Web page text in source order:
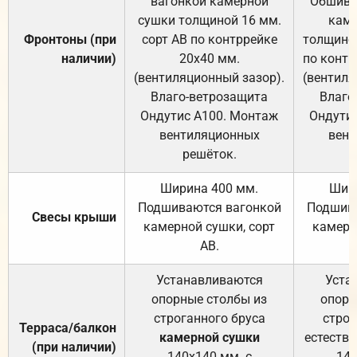
Фронтоны (при
наличии)
сушки толщиной 16 мм.
сорт АВ по контррейке
20х40 мм.
(вентиляционный зазор).
Влаго-ветрозащита
Ондутис А100. Монтаж
вентиляционных
решёток.
по
Свесы крыши
Ширина 400 мм.
Подшиваются вагонкой
камерной сушки, сорт
АВ.
Терраса/балкон
(при наличии)
Устанавливаются
опорные столбы из
строганного бруса
камерной сушки